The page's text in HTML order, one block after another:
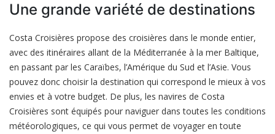
Une grande variété de destinations
Costa Croisières propose des croisières dans le monde entier,
avec des itinéraires allant de la Méditerranée à la mer Baltique,
en passant par les Caraïbes, l’Amérique du Sud et l’Asie. Vous
pouvez donc choisir la destination qui correspond le mieux à vos
envies et à votre budget. De plus, les navires de Costa
Croisières sont équipés pour naviguer dans toutes les conditions
météorologiques, ce qui vous permet de voyager en toute